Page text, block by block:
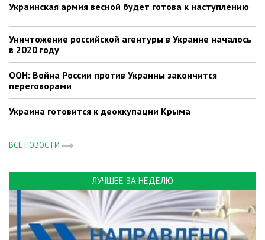
Украинская армия весной будет готова к наступлению
Уничтожение российской агентуры в Украине началось
в 2020 году
ООН: Война России против Украины закончится
переговорами
Украина готовится к деоккупации Крыма
ВСЕ НОВОСТИ
ЛУЧШЕЕ ЗА НЕДЕЛЮ